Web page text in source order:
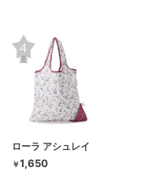
ローラ アシュレイ
￥1,650